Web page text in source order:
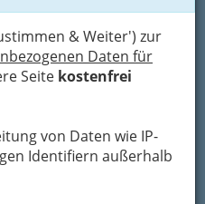
& Weiter') zur
Daten für
Seite kostenfrei
von Daten wie IP-
Identifiern außerhalb